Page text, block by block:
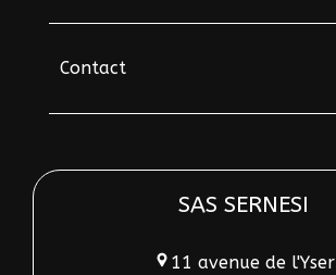
Contact
SAS SERNESI
11 avenue de l'Yser